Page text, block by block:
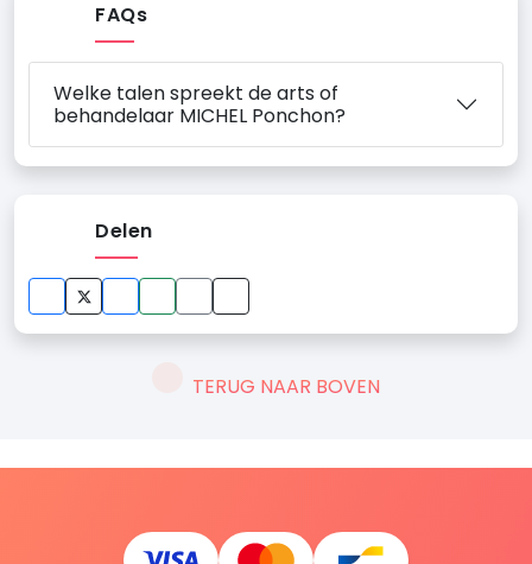
FAQs
Welke talen spreekt de arts of
behandelaar MICHEL Ponchon?
Delen
TERUG NAAR BOVEN